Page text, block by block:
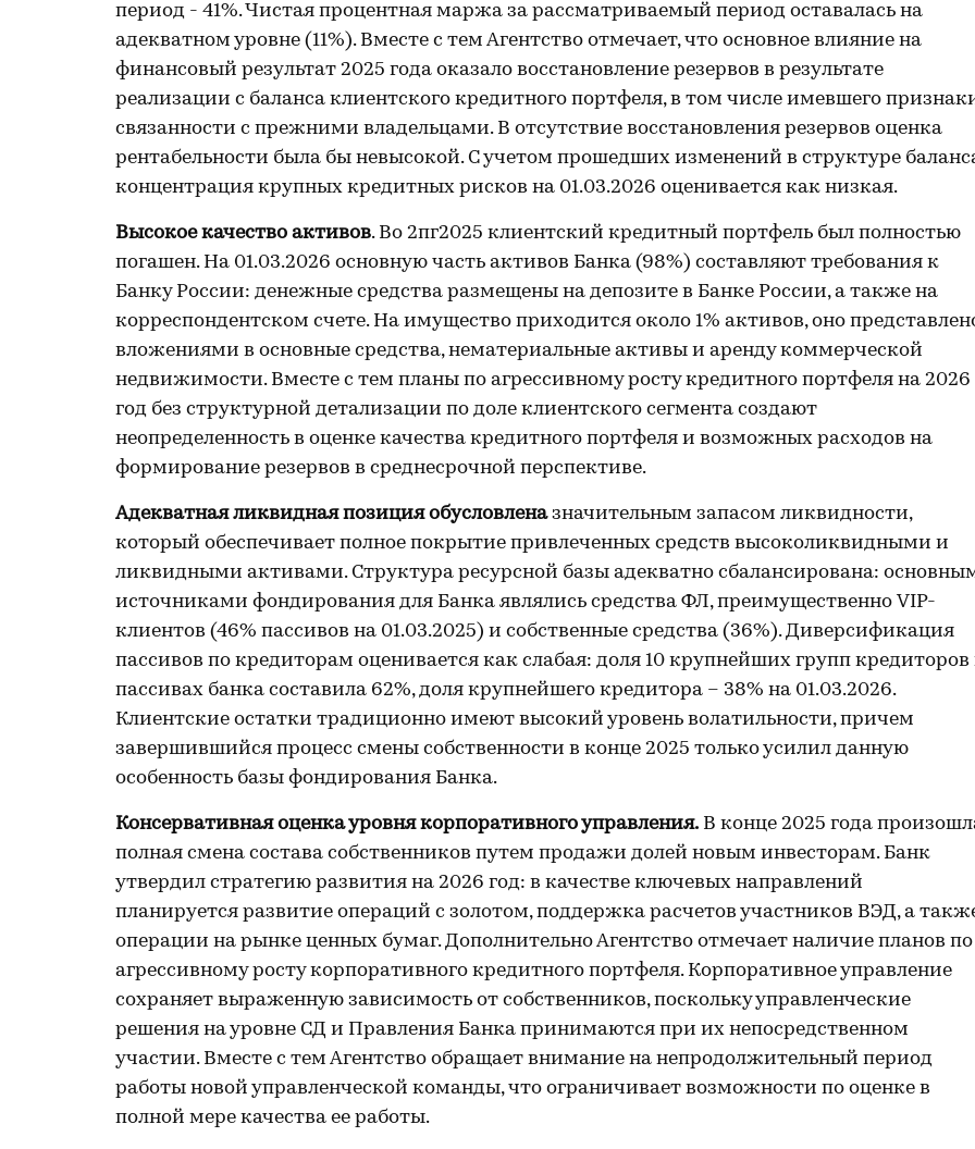
период - 41%. Чистая процентная маржа за рассматриваемый период оставалась на
адекватном уровне (11%). Вместе с тем Агентство отмечает, что основное влияние на
финансовый результат 2025 года оказало восстановление резервов в результате
реализации с баланса клиентского кредитного портфеля, в том числе имевшего
связанности с прежними владельцами. В отсутствие восстановления резервов оценка
рентабельности была бы невысокой. С учетом прошедших изменений в структуре
концентрация крупных кредитных рисков на 01.03.2026 оценивается как низкая.
Высокое качество активов. Во 2пг2025 клиентский кредитный портфель был полностью
погашен. На 01.03.2026 основную часть активов Банка (98%) составляют требования к
Банку России: денежные средства размещены на депозите в Банке России, а также на
корреспондентском счете. На имущество приходится около 1% активов, оно
вложениями в основные средства, нематериальные активы и аренду коммерческой
недвижимости. Вместе с тем планы по агрессивному росту кредитного портфеля на 2026
год без структурной детализации по доле клиентского сегмента создают
неопределенность в оценке качества кредитного портфеля и возможных расходов на
формирование резервов в среднесрочной перспективе.
Адекватная ликвидная позиция обусловленазначительным запасом ликвидности,
который обеспечивает полное покрытие привлеченных средств высоколиквидными и
ликвидными активами. Структура ресурсной базы адекватно сбалансирована:
источниками фондирования для Банка являлись средства ФЛ, преимущественно VIP-
клиентов (46% пассивов на 01.03.2025) и собственные средства (36%). Диверсификация
пассивов по кредиторам оценивается как слабая: доля 10 крупнейших групп кредиторов
пассивах банка составила 62%, доля крупнейшего кредитора – 38% на 01.03.2026.
Клиентские остатки традиционно имеют высокий уровень волатильности, причем
завершившийся процесс смены собственности в конце 2025 только усилил данную
особенность базы фондирования Банка.
Консервативная оценка уровня корпоративного управления. В конце 2025 года
полная смена состава собственников путем продажи долей новым инвесторам. Банк
утвердил стратегию развития на 2026 год: в качестве ключевых направлений
планируется развитие операций с золотом, поддержка расчетов участников ВЭД, а
операции на рынке ценных бумаг. Дополнительно Агентство отмечает наличие планов по
агрессивному росту корпоративного кредитного портфеля. Корпоративное управление
сохраняет выраженную зависимость от собственников, поскольку управленческие
решения на уровне СД и Правления Банка принимаются при их непосредственном
участии. Вместе с тем Агентство обращает внимание на непродолжительный период
работы новой управленческой команды, что ограничивает возможности по оценке в
полной мере качества ее работы.